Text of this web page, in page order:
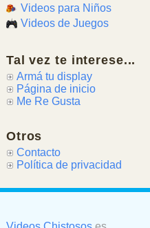
Videos para Niños
Videos de Juegos
Tal vez te interese...
Armá tu display
Página de inicio
Me Re Gusta
Otros
Contacto
Política de privacidad